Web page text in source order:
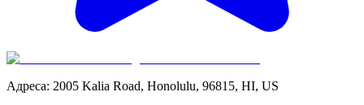
Адреса: 2005 Kalia Road, Honolulu, 96815, HI, US